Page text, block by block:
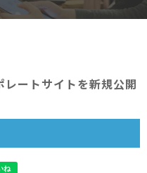
レートサイトを新規公開